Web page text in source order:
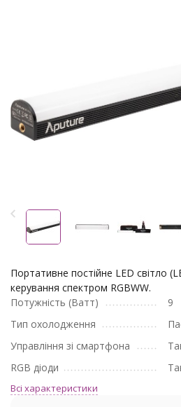
Портативне постійне LED світло
керування спектром RGBWW.
Потужність (Ватт)
9
Тип охолодження
Управління зі смартфона
RGB діоди
Всі характеристики